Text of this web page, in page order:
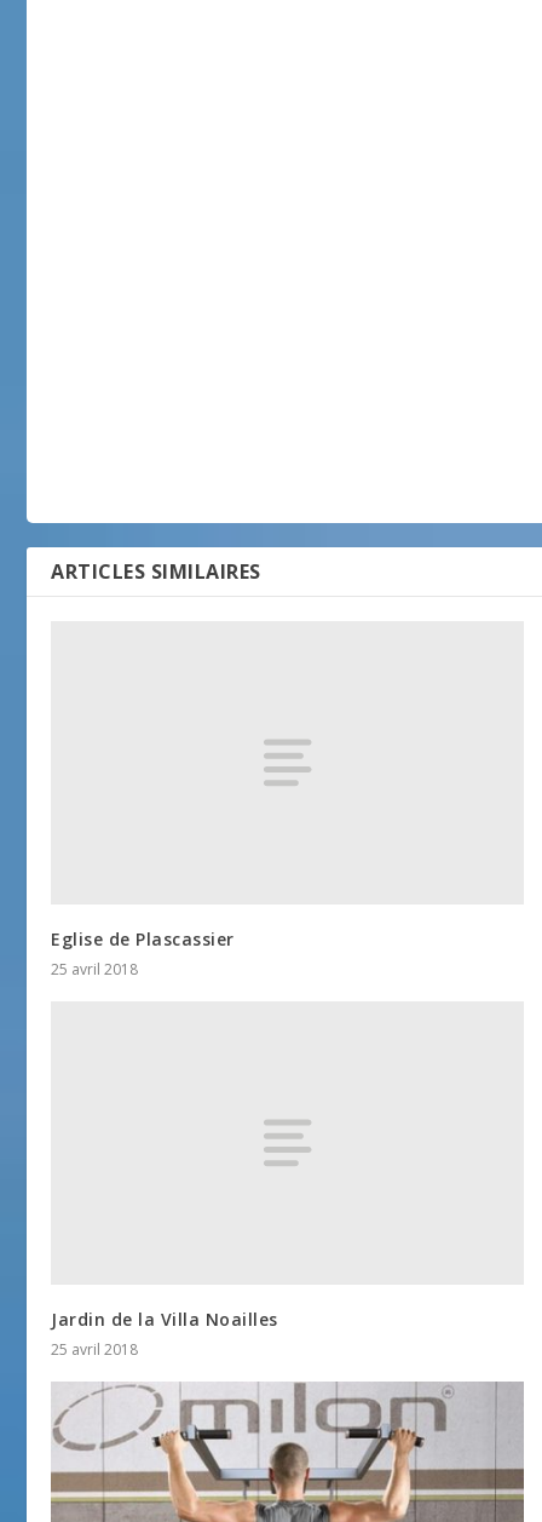
ARTICLES SIMILAIRES
Eglise de Plascassier
25 avril 2018
Jardin de la Villa Noailles
25 avril 2018